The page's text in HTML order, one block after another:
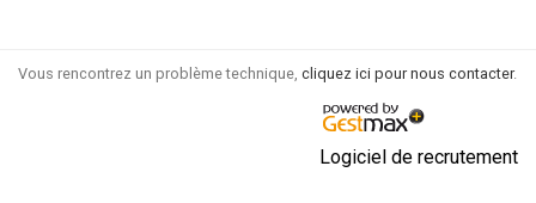
Vous rencontrez un problème technique, cliquez ici pour nous contacter.
Logiciel de recrutement